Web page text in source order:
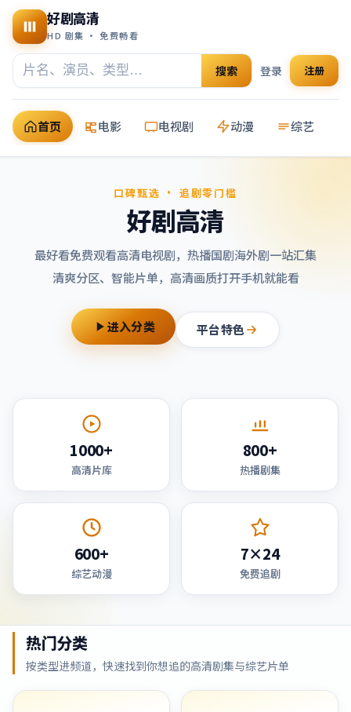
好剧高清
HD 剧集 · 免费畅看
搜索 登录 注册
首页 电影 电视剧 动漫 综艺
口碑甄选 · 追剧零门槛
好剧高清
最好看免费观看高清电视剧，热播国剧海外剧一站汇集
清爽分区、智能片单，高清画质打开手机就能看
进入分类 平台特色
1000+
高清片库
800+
热播剧集
600+
综艺动漫
7×24
免费追剧
热门分类
按类型进频道，快速找到你想追的高清剧集与综艺片单